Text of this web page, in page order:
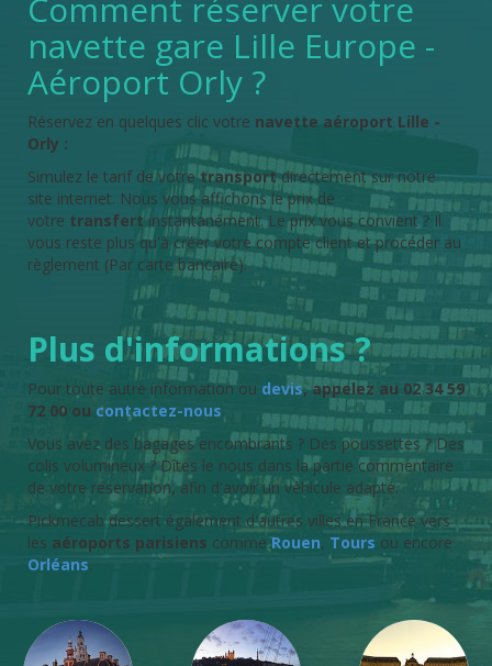
Comment réserver votre
navette gare Lille Europe -
Aéroport Orly ?
Réservez en quelques clic votre navette aéroport Lille -
Orly :
Simulez le tarif de votretransportdirectement sur notre
site internet. Nous vous affichons le prix de
votre transfert instantanément. Le prix vous convient ? Il
vous reste plus qu'à créer votre compte client et procéder au
règlement (Par carte bancaire).
Plus d'informations ?
Pour toute autre information ou devis, appelez au 02 34 59
72 00 ou contactez-nous
Vous avez des bagages encombrants ? Des poussettes ? Des
colis volumineux ? Dîtes le nous dans la partie commentaire
de votre réservation, afin d'avoir un véhicule adapté.
Pickmecab dessert également d'autres villes en France vers
les aéroports parisiens commeRouen, Tours ou encore
Orléans.